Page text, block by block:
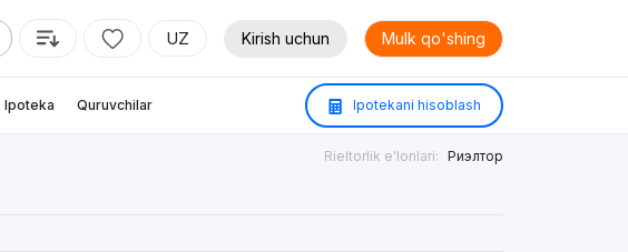
UZ Kirish uchun Mulk qo'shing
Ipoteka Quruvchilar Ipotekani hisoblash
Rieltorlik e'lonlari: Риэлтор